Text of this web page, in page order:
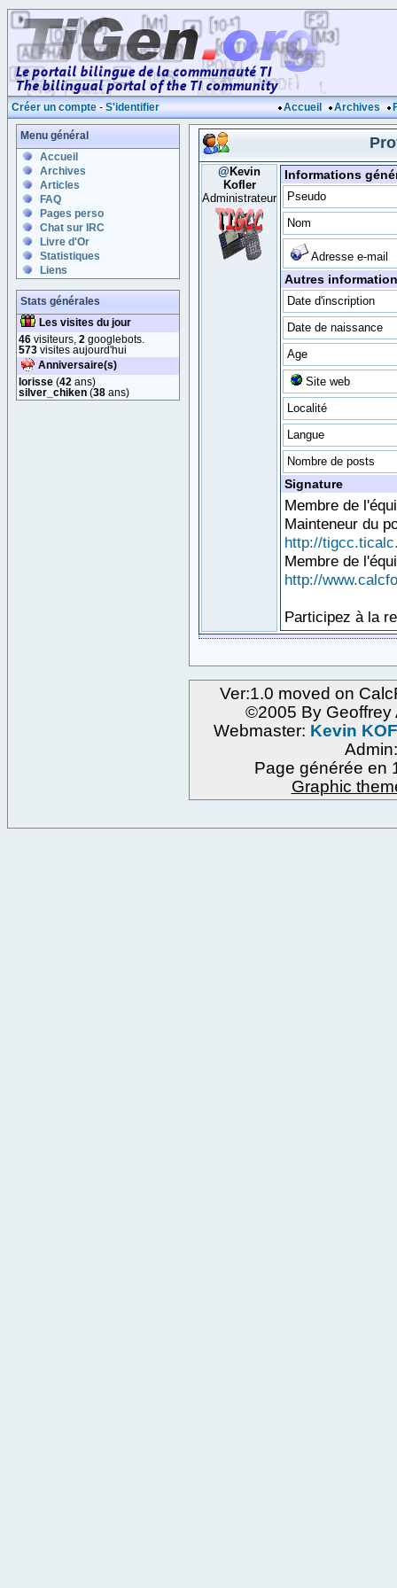
Créer un compte - S'identifier Accueil Archives
Menu général
Accueil
Archives
Articles
FAQ
Pages perso
Chat sur IRC
Livre d'Or
Statistiques
Liens
Stats générales
Les visites du jour
46 visiteurs, 2 googlebots.
573 visites aujourd'hui
Anniversaire(s)
lorisse (42 ans)
silver_chiken (38 ans)
@ Kevin
Kofler
Administrateur
Informations
Pseudo
Nom
Adresse e-mail
Autres
Date d'inscription
Date de naissance
Age
Site web
Localité
Langue
Nombre de posts
Signature
Membre de
Mainteneur du
http://
Membre de
http://
Participez à la
Ver:1.0 moved on
©2005 By Geoffrey
Webmaster: Kevin
Page générée en
Graphic